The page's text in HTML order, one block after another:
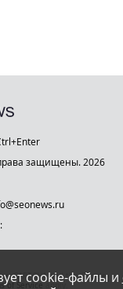
cookie-файлы и
защищены. 2026
and the Google
of Serviceapply.